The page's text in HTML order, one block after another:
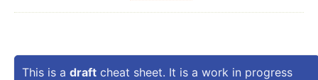
This is a draft cheat sheet. It is a work in progress